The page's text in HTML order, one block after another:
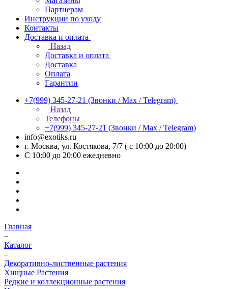
Партнерам
Инструкции по уходу
Контакты
Доставка и оплата
Назад
Доставка и оплата
Доставка
Оплата
Гарантии
+7(999) 345-27-21 (Звонки / Max / Telegram)
Назад
Телефоны
+7(999) 345-27-21 (Звонки / Max / Telegram)
info@exotiks.ru
г. Москва, ул. Костякова, 7/7 ( с 10:00 до 20:00)
С 10:00 до 20:00 ежедневно
Главная
–
Каталог
–
Декоративно-лиственные растения
Хищные Растения
Редкие и коллекционные растения